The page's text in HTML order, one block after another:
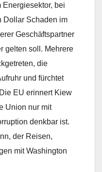
bei
Dollar Schaden im
Geschäftspartner
gelten soll. Mehrere
die
und fürchtet
EU erinnert Kiew
Union nur mit
denkbar ist.
der Reisen,
mit Washington